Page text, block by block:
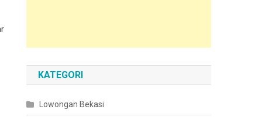
KATEGORI
Lowongan Bekasi